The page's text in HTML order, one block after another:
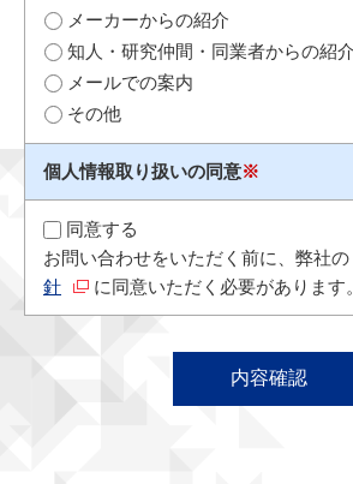
メーカーからの紹介
知人・研究仲間・同業者からの紹介
メールでの案内
その他
個人情報取り扱いの同意※
同意する
お問い合わせをいただく前に、弊社の
針
に同意いただく必要があります。